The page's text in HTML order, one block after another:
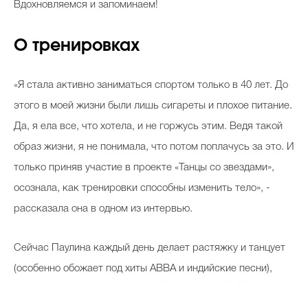
Вдохновляемся и запоминаем!
О тренировках
«Я стала активно заниматься спортом только в 40 лет. До
этого в моей жизни были лишь сигареты и плохое питание.
Да, я ела все, что хотела, и не горжусь этим. Ведя такой
образ жизни, я не понимала, что потом поплачусь за это. И
только приняв участие в проекте «Танцы со звездами»,
осознала, как тренировки способны изменить тело», -
рассказала она в одном из интервью.
Сейчас Паулина каждый день делает растяжку и танцует
(особенно обожает под хиты ABBA и индийские песни),